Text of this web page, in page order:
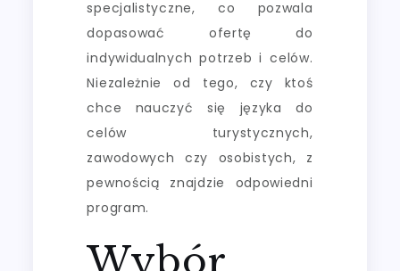
specjalistyczne, co pozwala
dopasować ofertę do
indywidualnych potrzeb i celów.
Niezależnie od tego, czy ktoś
chce nauczyć się języka do
celów turystycznych,
zawodowych czy osobistych, z
pewnością znajdzie odpowiedni
program.
Wybór